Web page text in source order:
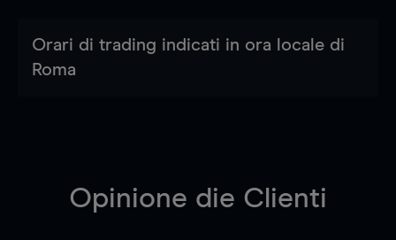
Orari di trading indicati in ora locale di
Roma
Opinione die Clienti